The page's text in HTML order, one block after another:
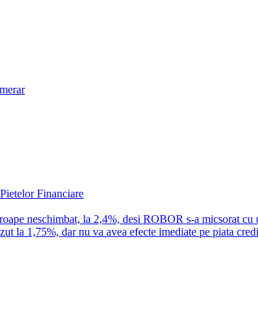
Financiare
neschimbat, la 2,4%, desi ROBOR s-a micsorat cu
la 1,75%, dar nu va avea efecte imediate pe piata